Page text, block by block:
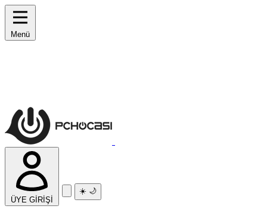
Menü
ÜYE GİRİŞİ
☀️ 🌙